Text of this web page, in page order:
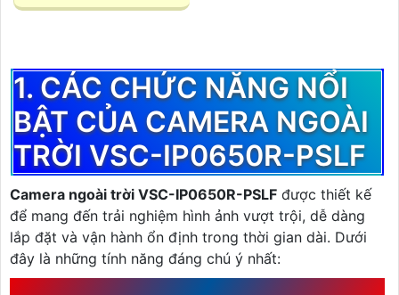
1. CÁC CHỨC NĂNG NỔI
BẬT CỦA CAMERA NGOÀI
TRỜI VSC-IP0650R-PSLF
Camera ngoài trời VSC-IP0650R-PSLF được thiết kế
để mang đến trải nghiệm hình ảnh vượt trội, dễ dàng
lắp đặt và vận hành ổn định trong thời gian dài. Dưới
đây là những tính năng đáng chú ý nhất: